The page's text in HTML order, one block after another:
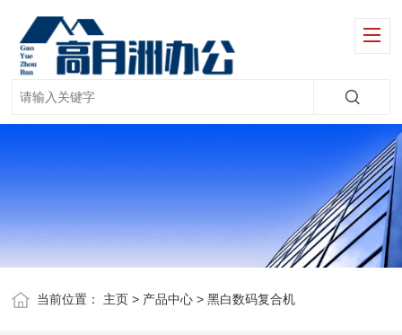
当前位置： 主页 > 产品中心 >黑白数码复合机